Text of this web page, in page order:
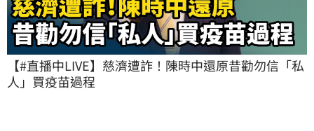
【#直播中LIVE】慈濟遭詐！陳時中還原昔勸勿信「私
人」買疫苗過程